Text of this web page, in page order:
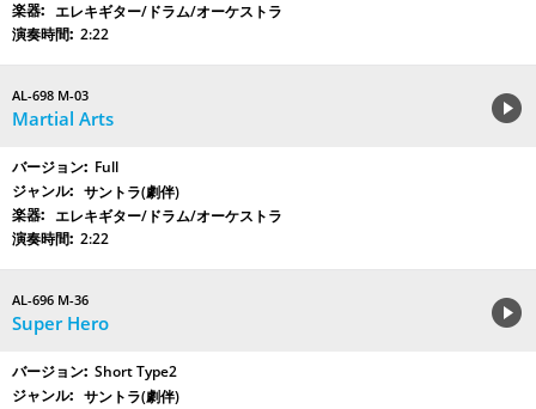
エレキギター/ドラム/オーケストラ
2:22
AL-698 M-03
Martial Arts
Full
サントラ(劇伴)
エレキギター/ドラム/オーケストラ
2:22
AL-696 M-36
Super Hero
Short Type2
サントラ(劇伴)